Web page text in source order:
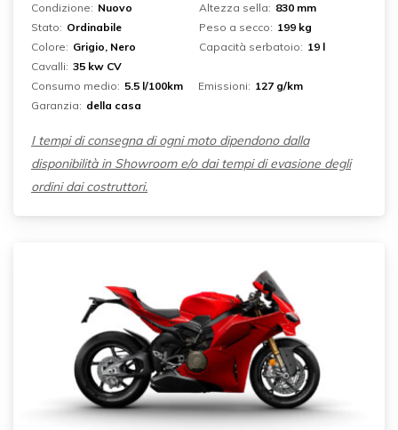
Condizione: Nuovo
Stato: Ordinabile
Colore: Grigio, Nero
Cavalli: 35 kw CV
Altezza sella: 830 mm
Peso a secco: 199 kg
Capacità serbatoio: 19 l
Consumo medio: 5.5 l/100km Emissioni: 127 g/km
Garanzia: della casa
I tempi di consegna di ogni moto dipendono dalla
disponibilità in Showroom e/o dai tempi di evasione degli
ordini dai costruttori.